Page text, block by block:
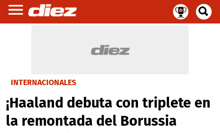
INTERNACIONALES
¡Haaland debuta con triplete en
la remontada del Borussia